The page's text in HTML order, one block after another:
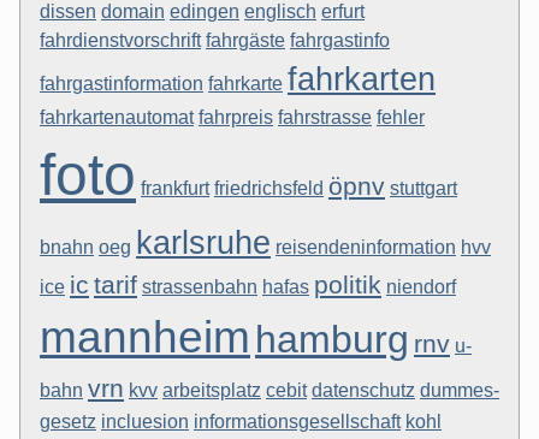
dissen domain edingen englisch erfurt
fahrdienstvorschrift fahrgäste fahrgastinfo
fahrgastinformation fahrkarte fahrkarten
fahrkartenautomat fahrpreis fahrstrasse fehler
foto frankfurt friedrichsfeld öpnv stuttgart
bnahn oeg karlsruhe reisendeninformation hvv
ice ic tarif strassenbahn hafas politik niendorf
mannheim hamburg rnv u-
bahn vrn kvv arbeitsplatz cebit datenschutz dummes-
gesetz incluesion informationsgesellschaft kohl